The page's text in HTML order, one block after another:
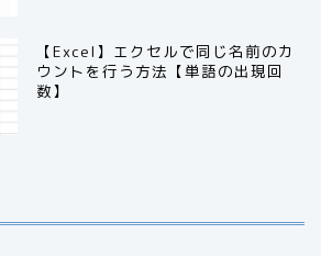
【Excel】エクセルで同じ名前のカ
ウントを行う方法【単語の出現回
数】